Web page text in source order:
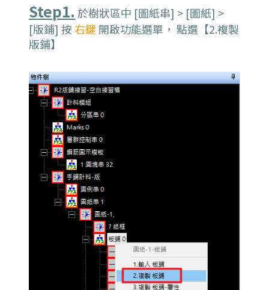
Step1. 於樹狀區中 [圖紙串] > [圖紙] >
[版鋪] 按右鍵開啟功能選單， 點選【2.複製
版鋪】